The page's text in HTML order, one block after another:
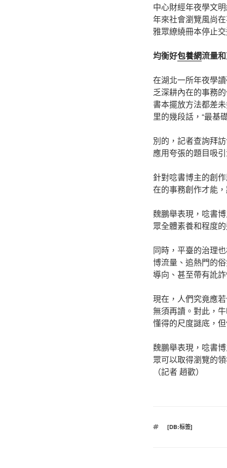
中心財經年夜學文
年來社會瀏覽風尚
雅眾繚繞冊本停止
均衡好包養網流量
在湖北一所年夜學
乏深耕內在的事務
書本擺放方法都差
里的幾段話，“最基
別的，記者查詢拜
應用夸張的題目吸
針對唸書博主的創
在的事務創作才能
魏鵬舉表現，唸書
眾全體素養和程度
同時，平臺的治理
博流量、追熱門的
導向、甚至帶有訛
現在，人們究竟應
無須再讀。對此，
懂得的尺度謎底，
魏鵬舉表現，唸書
眾可以取得瀏覽的
（記者 趙歡）
標
[DB:标签]